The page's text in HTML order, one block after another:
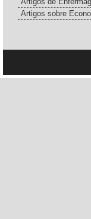
Artigos sobre